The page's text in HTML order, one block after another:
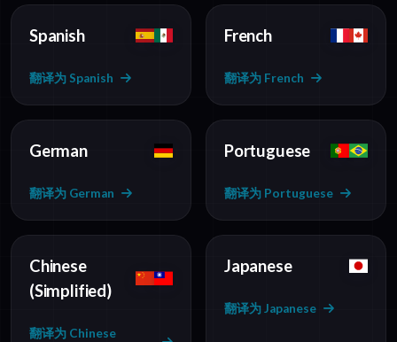
Spanish
翻译为 Spanish
French
翻译为 French
German
翻译为 German
Portuguese
翻译为 Portuguese
Chinese
(Simplified)
翻译为 Chinese
Japanese
翻译为 Japanese